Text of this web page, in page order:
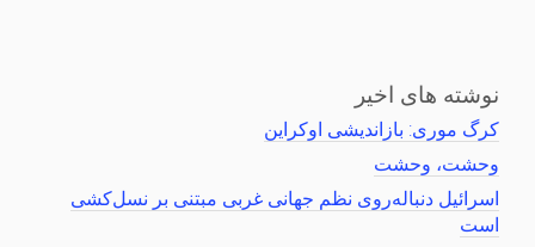
نوشته های اخیر
کرگ موری: بازاندیشی اوکراین
وحشت، وحشت
اسرائیل دنباله‌روی نظم جهانی غربی مبتنی بر نسل‌کشی
است